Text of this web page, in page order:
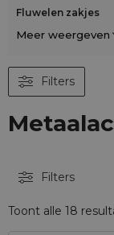
Fluwelen zakjes
Meer weergeven
Filters
Filters
Toont alle 18